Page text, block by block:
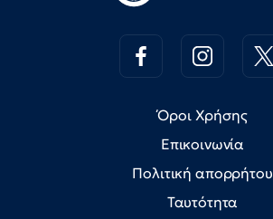
Όροι Χρήσης
Επικοινωνία
Πολιτική απορρήτου
Ταυτότητα